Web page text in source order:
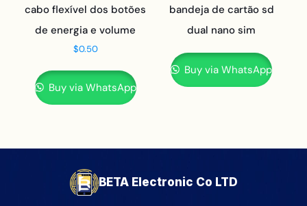
cabo flexível dos botões
de energia e volume
$0.50
Buy via WhatsApp
bandeja de cartão sd
dual nano sim
Buy via WhatsApp
BETA Electronic Co LTD